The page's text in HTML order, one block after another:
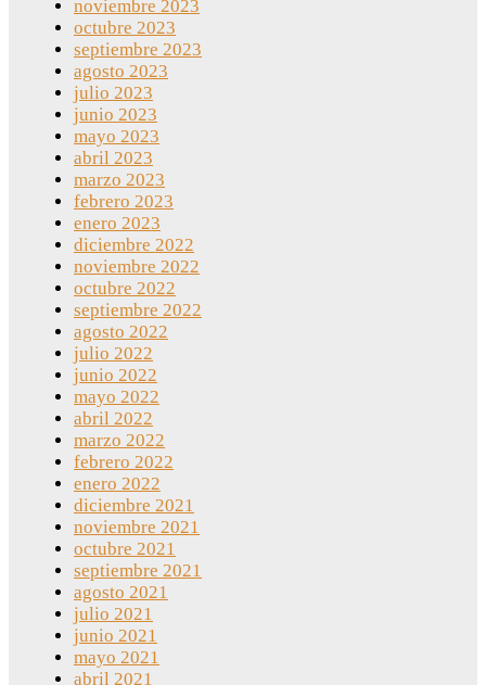
noviembre 2023
octubre 2023
septiembre 2023
agosto 2023
julio 2023
junio 2023
mayo 2023
abril 2023
marzo 2023
febrero 2023
enero 2023
diciembre 2022
noviembre 2022
octubre 2022
septiembre 2022
agosto 2022
julio 2022
junio 2022
mayo 2022
abril 2022
marzo 2022
febrero 2022
enero 2022
diciembre 2021
noviembre 2021
octubre 2021
septiembre 2021
agosto 2021
julio 2021
junio 2021
mayo 2021
abril 2021